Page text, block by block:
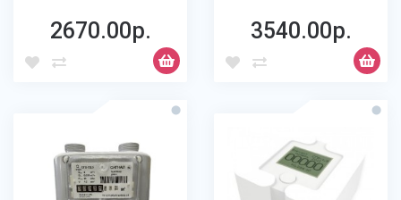
2670.00р. 3540.00р.